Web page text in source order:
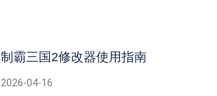
制霸三国2修改器使用指南
2026-04-16